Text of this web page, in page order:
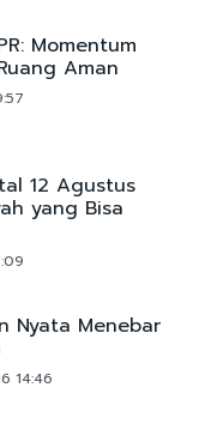
Momentum
Aman
12 Agustus
yang Bisa
Nyata Menebar
14:46